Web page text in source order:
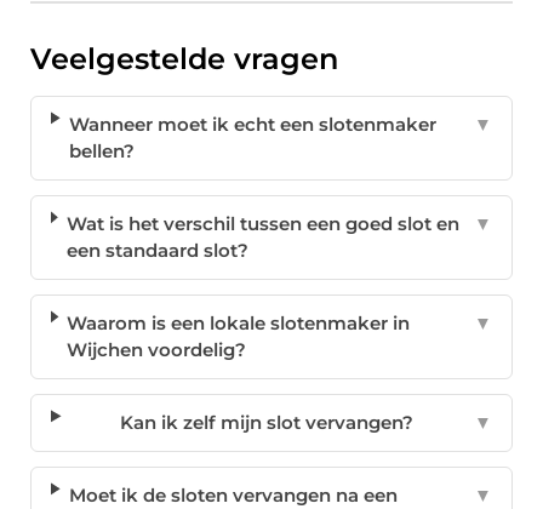
Veelgestelde vragen
Wanneer moet ik echt een slotenmaker
bellen?
▼
Wat is het verschil tussen een goed slot en
een standaard slot?
▼
Waarom is een lokale slotenmaker in
Wijchen voordelig?
▼
Kan ik zelf mijn slot vervangen? ▼
Moet ik de sloten vervangen na een
▼